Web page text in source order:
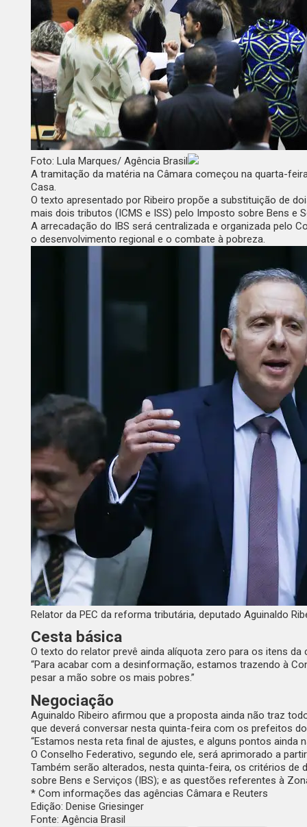
Foto: Lula Marques/ Agência Brasil
A tramitação da matéria na Câmara começou na quarta-
Casa.
O texto apresentado por Ribeiro propõe a substituição de
mais dois tributos (ICMS e ISS) pelo Imposto sobre Bens e
A arrecadação do IBS será centralizada e organizada pelo
o desenvolvimento regional e o combate à pobreza.
Relator da PEC da reforma tributária, deputado Aguinaldo
Cesta básica
O texto do relator prevê ainda alíquota zero para os itens
“Para acabar com a desinformação, estamos trazendo à
pesar a mão sobre os mais pobres.”
Negociação
Aguinaldo Ribeiro afirmou que a proposta ainda não traz
que deverá conversar nesta quinta-feira com os prefeitos
“Estamos nesta reta final de ajustes, e alguns pontos ainda
O Conselho Federativo, segundo ele, será aprimorado a
Também serão alterados, nesta quinta-feira, os critérios de
sobre Bens e Serviços (IBS); e as questões referentes à
* Com informações das agências Câmara e Reuters
Edição: Denise Griesinger
Fonte: Agência Brasil